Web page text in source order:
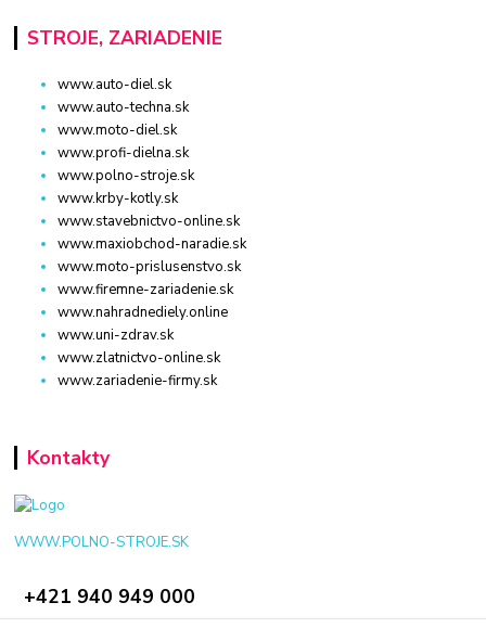
STROJE, ZARIADENIE
www.auto-diel.sk
www.auto-techna.sk
www.moto-diel.sk
www.profi-dielna.sk
www.polno-stroje.sk
www.krby-kotly.sk
www.stavebnictvo-online.sk
www.maxiobchod-naradie.sk
www.moto-prislusenstvo.sk
www.firemne-zariadenie.sk
www.nahradnediely.online
www.uni-zdrav.sk
www.zlatnictvo-online.sk
www.zariadenie-firmy.sk
Kontakty
WWW.POLNO-STROJE.SK
+421 940 949 000